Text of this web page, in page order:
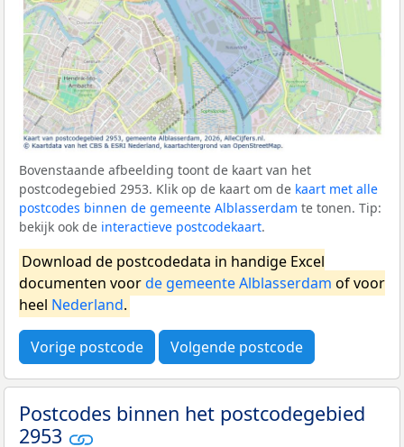
Bovenstaande afbeelding toont de kaart van het
postcodegebied 2953. Klik op de kaart om de kaart met alle
postcodes binnen de gemeente Alblasserdam te tonen. Tip:
bekijk ook de interactieve postcodekaart.
Download de postcodedata in handige Excel
documenten voorde gemeente Alblasserdam of voor
heel Nederland.
Vorige postcode Volgende postcode
Postcodes binnen het postcodegebied
2953